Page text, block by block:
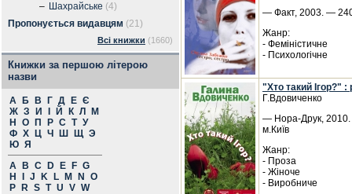
– Шахрайське (4)
Пропонується видавцям (21)
Всі книжки (1660)
Книжки за першою літерою
назви
А Б В Г Д Е Є
Ж З И Й К Л
М
Н
О П Р С Т У
Ф Х Ц Ч Ш Щ Э
Ю Я
A
B C D E F G
H
J K L M N
O
P
R S T U V W
— Факт, 2003. —
Жанр:
- Феміністичне
- Психологічне
"Хто такий Ігор?" :
Г.Вдовиченко
— Нора-Друк,
м.Київ
Жанр:
- Проза
- Жіноче
- Виробниче